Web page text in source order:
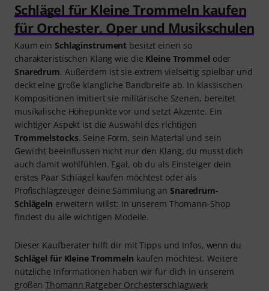
Schlägel für Kleine Trommeln kaufen
für Orchester, Oper und Musikschulen
Kaum einSchlaginstrument besitzt einen so
charakteristischen Klang wie die Kleine Trommel oder
Snaredrum. Außerdem ist sie extrem vielseitig spielbar und
deckt eine große klangliche Bandbreite ab. In klassischen
Kompositionen imitiert sie militärische Szenen, bereitet
musikalische Höhepunkte vor und setzt Akzente. Ein
wichtiger Aspekt ist die Auswahl des richtigen
Trommelstocks. Seine Form, sein Material und sein
Gewicht beeinflussen nicht nur den Klang, du musst dich
auch damit wohlfühlen. Egal, ob du als Einsteiger dein
erstes Paar Schlägel kaufen möchtest oder als
Profischlagzeuger deine Sammlung anSnaredrum-
Schlägeln erweitern willst: In unserem Thomann-Shop
findest du alle wichtigen Modelle.
Dieser Kaufberater hilft dir mit Tipps und Infos, wenn du
Schlägel für Kleine Trommeln kaufen möchtest. Weitere
nützliche Informationen haben wir für dich in unserem
großenThomann Ratgeber Orchesterschlagwerk